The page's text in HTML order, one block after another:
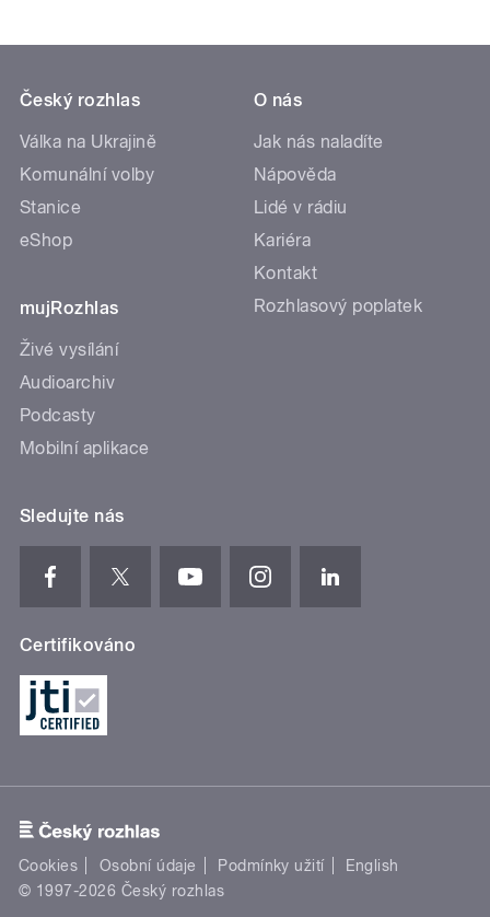
Český rozhlas
Válka na Ukrajině
Komunální volby
Stanice
eShop
mujRozhlas
Živé vysílání
Audioarchiv
Podcasty
Mobilní aplikace
O nás
Jak nás naladíte
Nápověda
Lidé v rádiu
Kariéra
Kontakt
Rozhlasový poplatek
Sledujte nás
Certifikováno
Cookies Osobní údaje Podmínky užití
English
© 1997-2026 Český rozhlas